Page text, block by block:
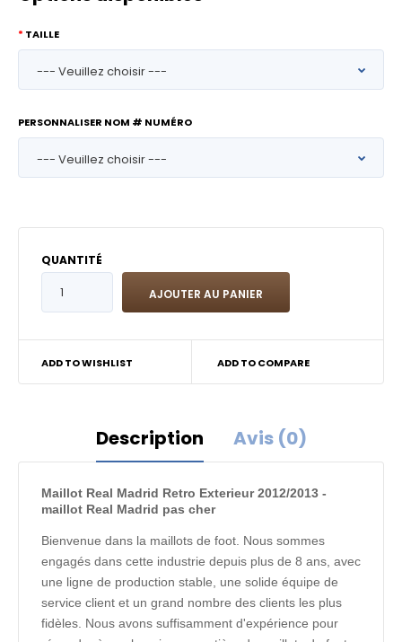
TAILLE
PERSONNALISER NOM # NUMÉRO
QUANTITÉ
ADD TO WISHLIST ADD TO COMPARE
Description Avis (0)
Maillot Real Madrid Retro Exterieur 2012/2013 -
maillot Real Madrid pas cher
Bienvenue dans la maillots de foot. Nous sommes
engagés dans cette industrie depuis plus de 8 ans, avec
une ligne de production stable, une solide équipe de
service client et un grand nombre des clients les plus
fidèles. Nous avons suffisamment d'expérience pour